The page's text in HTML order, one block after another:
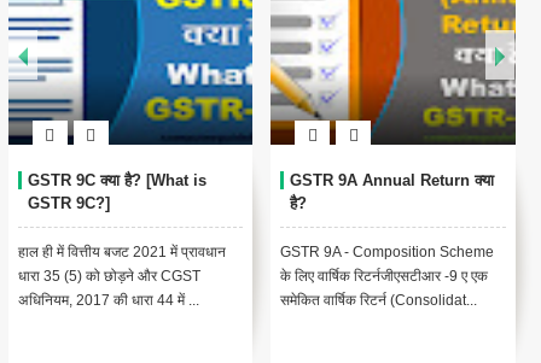
GST Annual Return Form
GSTR 9 क्या है?
फॉर्म जीएसटीआर -9 प्रत्येक वित्तीय वर्ष के
लिए पंजीकृत करदाताओं द्वारा नियमित रूप से
करदाताओं, जो एस...
GSTR 8 क्या है? [What is
GSTR-8?]
जीएसटीआर 8 एक जीएसटी रिटर्न है जिसे
मासिक आधार पर ई-कॉमर्स ऑपरेटरों द्वारा
दायर (Filed) किया जाना है...